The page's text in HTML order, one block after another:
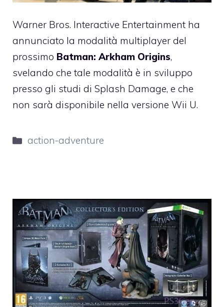
Warner Bros. Interactive Entertainment ha
annunciato la modalità multiplayer del
prossimo Batman: Arkham Origins,
svelando che tale modalità è in sviluppo
presso gli studi di Splash Damage, e che
non sarà disponibile nella versione Wii U.
Categorie
action-adventure